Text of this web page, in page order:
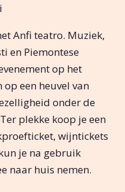
Anfi teatro. Muziek,
en Piemontese
op het
een heuvel van
onder de
plekke koop je een
wijntickets
je na gebruik
naar huis nemen.